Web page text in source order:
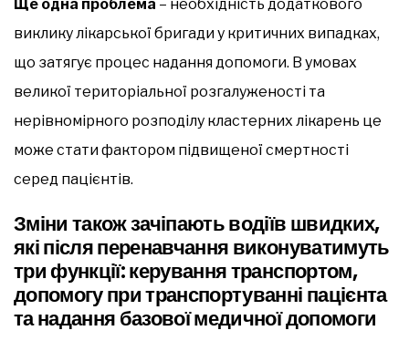
Ще одна проблема – необхідність додаткового
виклику лікарської бригади у критичних випадках,
що затягує процес надання допомоги. В умовах
великої територіальної розгалуженості та
нерівномірного розподілу кластерних лікарень це
може стати фактором підвищеної смертності
серед пацієнтів.
Зміни також зачіпають водіїв швидких,
які після перенавчання виконуватимуть
три функції: керування транспортом,
допомогу при транспортуванні пацієнта
та надання базової медичної допомоги